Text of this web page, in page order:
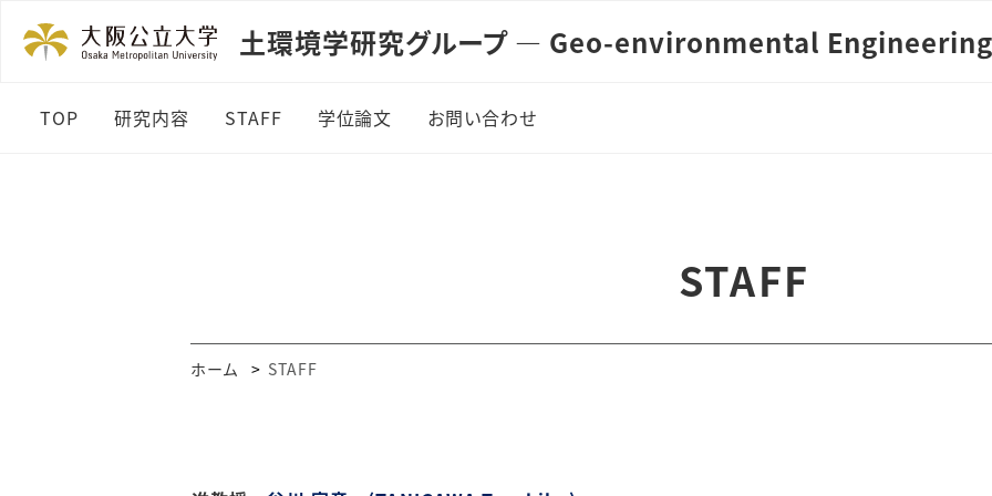
土環境学研究グループ ― Geo-environmental Engineering
TOP 研究内容 STAFF 学位論文 お問い合わせ
STAFF
ホーム STAFF